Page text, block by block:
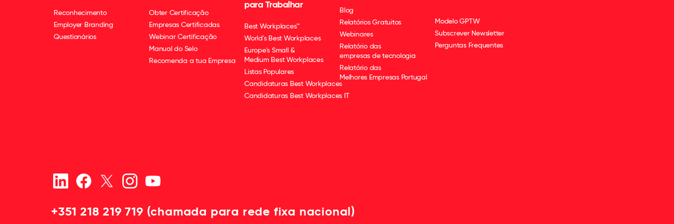
Reconhecimento
Employer Branding
Questionários
Obter Certificação
Empresas Certificadas
Webinar Certificação
Manual do Selo
Recomenda a tua Empresa
para Trabalhar
Best Workplaces™
World's Best Workplaces
Europe's Small &
Medium Best Workplaces
Listas Populares
Candidaturas Best Workplaces
Candidaturas Best Workplaces IT
Blog
Relatórios Gratuitos
Webinares
Relatório das
empresas de tecnologia
Relatório das
Melhores Empresas Portugal
Modelo GPTW
Subscrever Newsletter
Perguntas Frequentes
+351 218 219 719 (chamada para rede fixa nacional)